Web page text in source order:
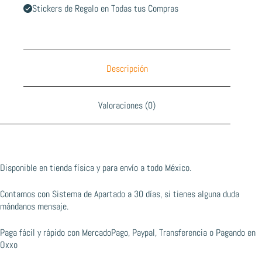
Stickers de Regalo en Todas tus Compras
Descripción
Valoraciones (0)
Disponible en tienda física y para envío a todo México.
Contamos con Sistema de Apartado a 30 días, si tienes alguna duda
mándanos mensaje.
Paga fácil y rápido con MercadoPago, Paypal, Transferencia o Pagando en
Oxxo